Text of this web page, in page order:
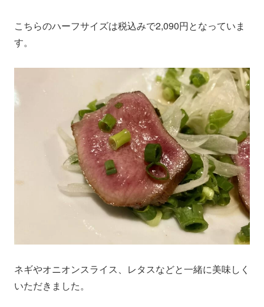
こちらのハーフサイズは税込みで2,090円となっていま
す。
ネギやオニオンスライス、レタスなどと一緒に美味しく
いただきました。